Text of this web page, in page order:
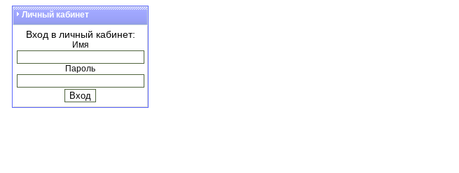
Личный кабинет
Вход в личный кабинет:
Имя
Пароль